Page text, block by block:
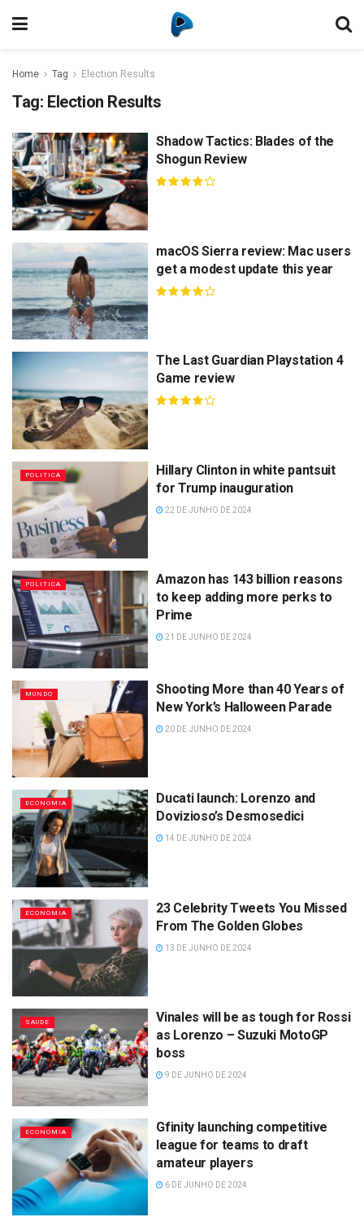
Home Tag Election Results
Tag: Election Results
Shadow Tactics: Blades of the
Shogun Review
macOS Sierra review: Mac users
get a modest update this year
The Last Guardian Playstation 4
Game review
POLITICA
Hillary Clinton in white pantsuit
for Trump inauguration
22 DE JUNHO DE 2024
POLITICA
Amazon has 143 billion reasons
to keep adding more perks to
Prime
21 DE JUNHO DE 2024
MUNDO
Shooting More than 40 Years of
New York’s Halloween Parade
20 DE JUNHO DE 2024
ECONOMIA
Ducati launch: Lorenzo and
Dovizioso’s Desmosedici
14 DE JUNHO DE 2024
ECONOMIA
23 Celebrity Tweets You Missed
From The Golden Globes
13 DE JUNHO DE 2024
SAUDE
Vinales will be as tough for Rossi
as Lorenzo – Suzuki MotoGP
boss
9 DE JUNHO DE 2024
ECONOMIA
Gfinity launching competitive
league for teams to draft
amateur players
6 DE JUNHO DE 2024